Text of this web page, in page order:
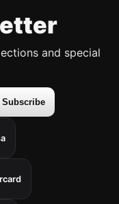
and special
Subscribe